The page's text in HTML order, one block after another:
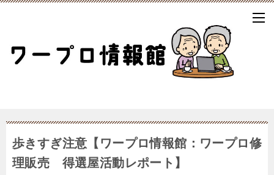
歩きすぎ注意【ワープロ情報館：ワープロ修
理販売 得選屋活動レポート】